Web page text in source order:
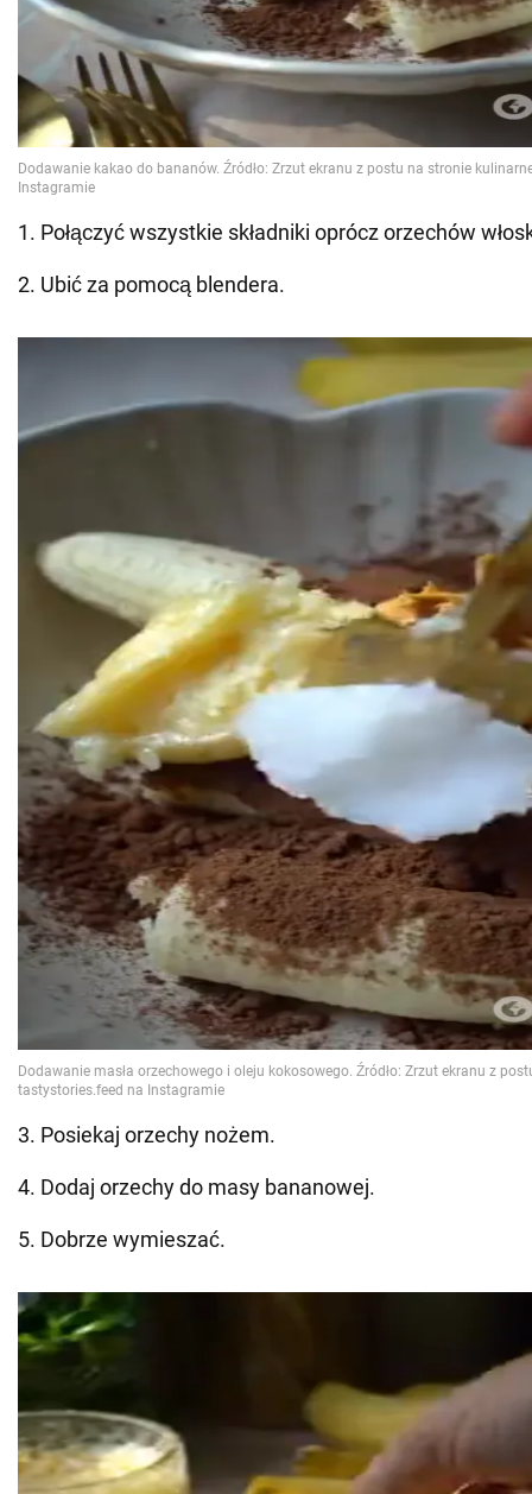
1. Połączyć wszystkie składniki oprócz orzechów
2. Ubić za pomocą blendera.
3. Posiekaj orzechy nożem.
4. Dodaj orzechy do masy bananowej.
5. Dobrze wymieszać.